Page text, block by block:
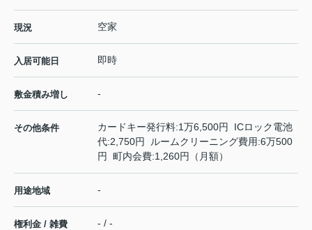
現況 空家
入居可能日 即時
敷金積み増し -
その他条件
カードキー発行料:1万6,500円 ICロック電池
代:2,750円 ルームクリーニング費用:6万500
円 町内会費:1,260円（月額）
用途地域 -
権利金 / 雑費 - / -